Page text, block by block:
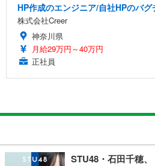
HP作成のエンジニア/自社HPのバ
株式会社Creer
神奈川県
月給29万円～40万円
正社員
STU48・石田千穂